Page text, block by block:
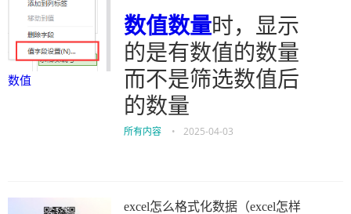
数值
数值数量时，显示
的是有数值的数量
而不是筛选数值后
的数量
所有内容 • 2025-04-03
excel怎么格式化数据（excel怎样